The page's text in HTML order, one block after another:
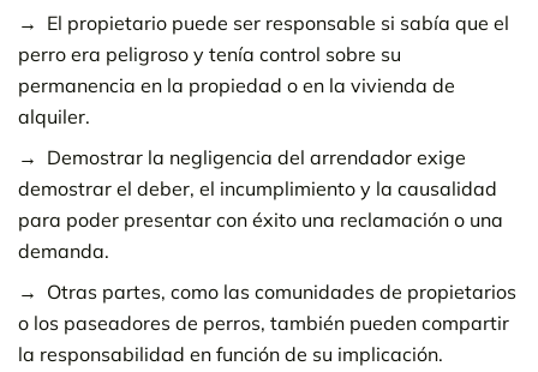
El propietario puede ser responsable si sabía que el
perro era peligroso y tenía control sobre su
permanencia en la propiedad o en la vivienda de
alquiler.
Demostrar la negligencia del arrendador exige
demostrar el deber, el incumplimiento y la causalidad
para poder presentar con éxito una reclamación o una
demanda.
Otras partes, como las comunidades de propietarios
o los paseadores de perros, también pueden compartir
la responsabilidad en función de su implicación.